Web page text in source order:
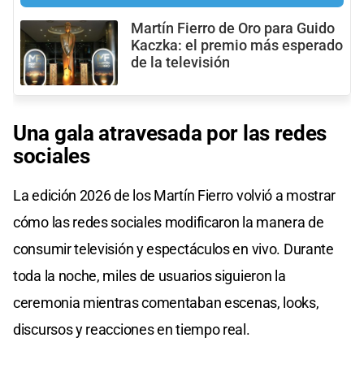
Martín Fierro de Oro para Guido
Kaczka: el premio más esperado
de la televisión
Una gala atravesada por las redes
sociales
La edición 2026 de los Martín Fierro volvió a mostrar
cómo las redes sociales modificaron la manera de
consumir televisión y espectáculos en vivo. Durante
toda la noche, miles de usuarios siguieron la
ceremonia mientras comentaban escenas, looks,
discursos y reacciones en tiempo real.